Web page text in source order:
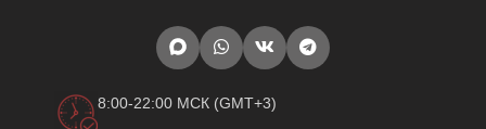
8:00-22:00 МСК (GMT+3)